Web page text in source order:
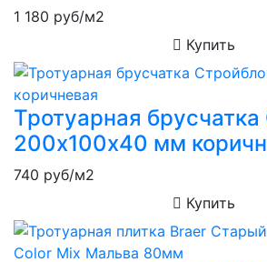
1 180 руб/м2
Купить
Тротуарная
200х100х40 мм
740 руб/м2
Купить